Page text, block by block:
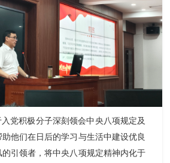
党积极分子深刻领会中央八项规定及
他们在日后的学习与生活中建设优良
引领者，将中央八项规定精神内化于